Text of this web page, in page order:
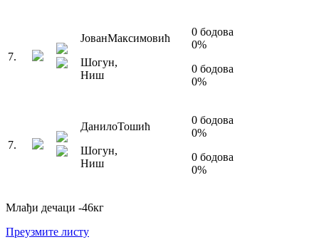
7.
ЈованМаксимовић
Шогун,
Ниш
0 бодова
0%
0 бодова
0%
7.
ДанилоТошић
Шогун,
Ниш
0 бодова
0%
0 бодова
0%
Млађи дечаци -46кг
Преузмите листу